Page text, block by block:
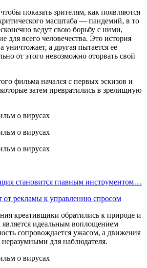
показать зрителям, как появляются
масштаба — пандемий, в то
ведут свою борьбу с ними,
для всего человечества. Это история
уничтожает, а другая пытается ее
от этого невозможно оторвать свой
фильма начался с первых эскизов и
затем превратились в зрелищную
становится главным инструментом…
от рекламы к управлению спросом
креативщики обратились к природе и
является идеальным воплощением
сопровождается ужасом, а движения
для наблюдателя.